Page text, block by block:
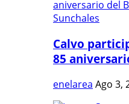
Calvo
85
enelarea Ago 3,